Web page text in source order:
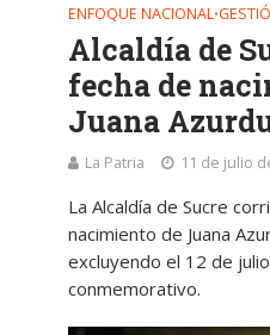
ENFOQUE NACIONAL•
Alcaldía de
fecha de
Juana
La Patria 11 de julio
La Alcaldía de Sucre
nacimiento de Juana
excluyendo el 12 de
conmemorativo.